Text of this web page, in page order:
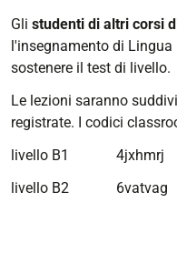
Gli studenti di altri corsi
l'insegnamento di Lingua
sostenere il test di livello.
Le lezioni saranno
registrate. I codici
livello B1
4jxhmrj
livello B2 6vatvag